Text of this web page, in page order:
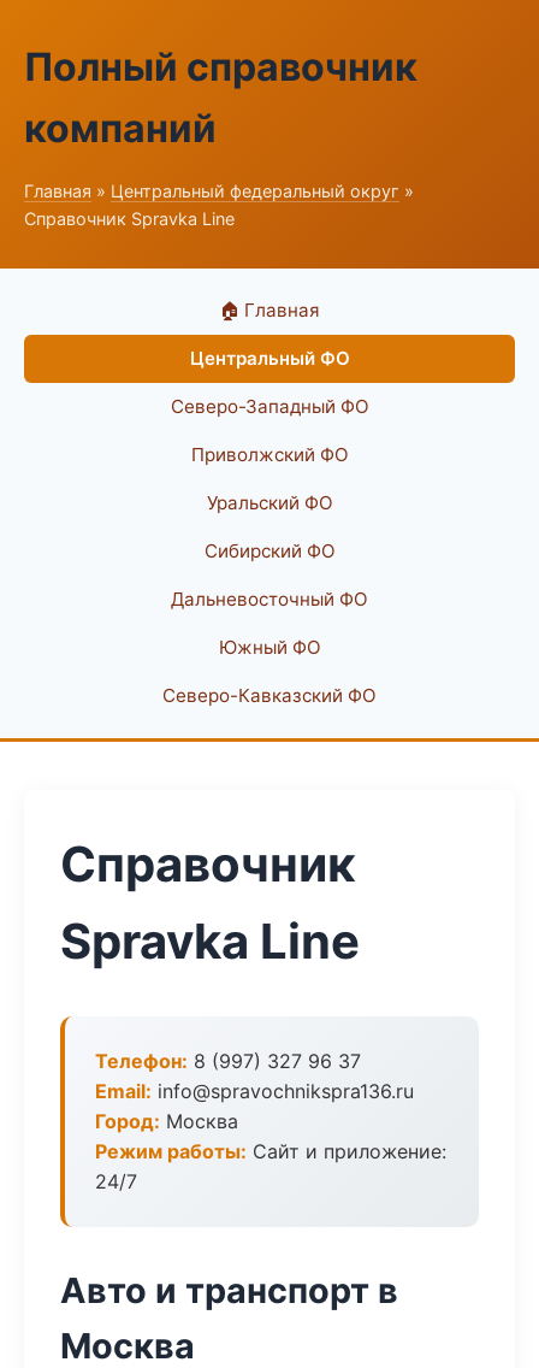
Полный справочник
компаний
Главная » Центральный федеральный округ »
Справочник Spravka Line
🏠 Главная
Центральный ФО
Северо-Западный ФО
Приволжский ФО
Уральский ФО
Сибирский ФО
Дальневосточный ФО
Южный ФО
Северо-Кавказский ФО
Справочник
Spravka Line
Телефон: 8 (997) 327 96 37
Email: info@spravochnikspra136.ru
Город: Москва
Режим работы: Сайт и приложение:
24/7
Авто и транспорт в
Москва